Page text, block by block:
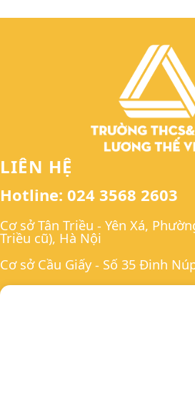
LIÊN HỆ
Hotline: 024 3568 2603
Cơ sở Tân Triều - Yên Xá,
Triều cũ), Hà Nội
Cơ sở Cầu Giấy - Số 35 Đinh